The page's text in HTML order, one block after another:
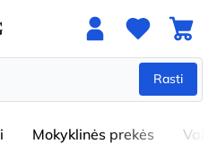
Rasti
Mokyklinės prekės